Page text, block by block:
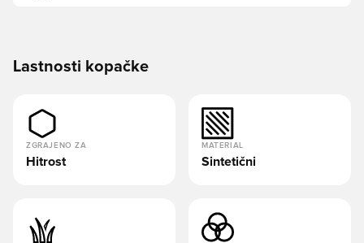
Lastnosti kopačke
ZGRAJENO ZA
Hitrost
MATERIAL
Sintetični